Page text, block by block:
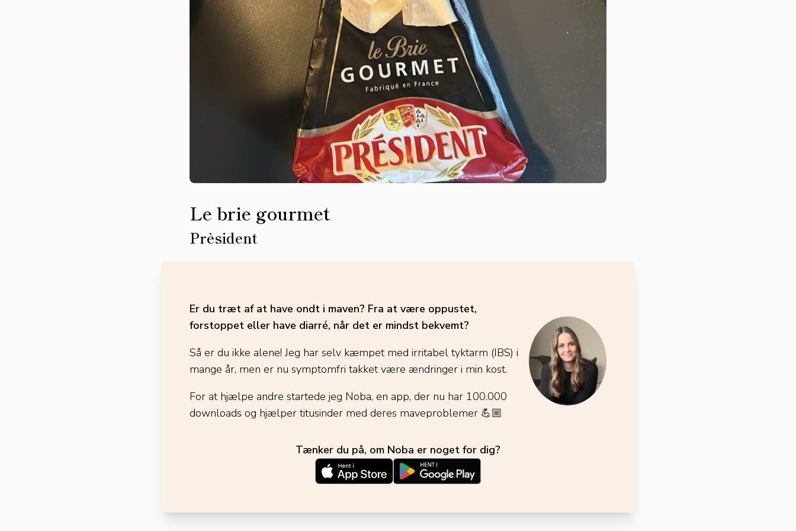
Le brie gourmet
Prèsident
Er du træt af at have ondt i maven? Fra at være oppustet,
forstoppet eller have diarré, når det er mindst bekvemt?
Så er du ikke alene! Jeg har selv kæmpet med irritabel tyktarm (IBS) i
mange år, men er nu symptomfri takket være ændringer i min kost.
For at hjælpe andre startede jeg Noba, en app, der nu har 100.000
downloads og hjælper titusinder med deres maveproblemer 💪🏼
Tænker du på, om Noba er noget for dig?